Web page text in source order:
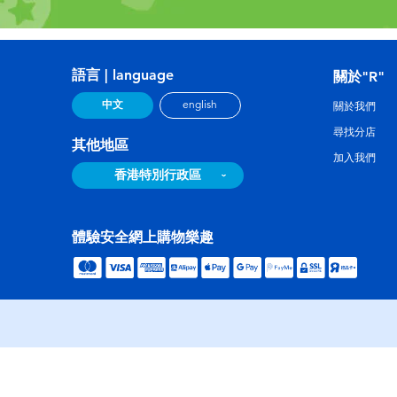
語言 | language
中文 english
其他地區
香港特別行政區
關於"R"
關於我們
尋找分店
加入我們
體驗安全網上購物樂趣